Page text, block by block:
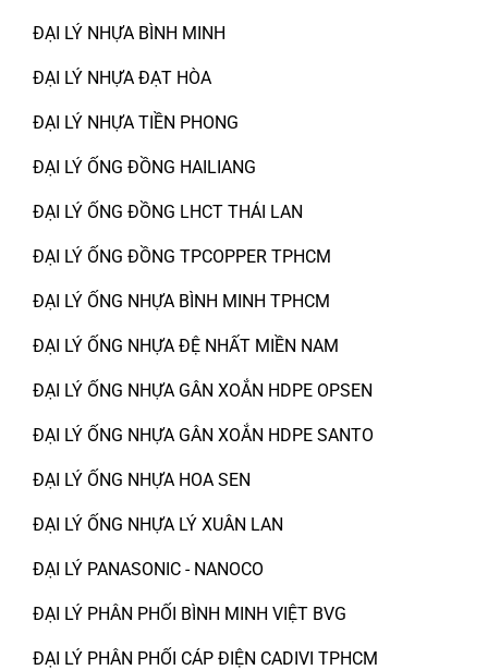
ĐẠI LÝ NHỰA BÌNH MINH
ĐẠI LÝ NHỰA ĐẠT HÒA
ĐẠI LÝ NHỰA TIỀN PHONG
ĐẠI LÝ ỐNG ĐỒNG HAILIANG
ĐẠI LÝ ỐNG ĐỒNG LHCT THÁI LAN
ĐẠI LÝ ỐNG ĐỒNG TPCOPPER TPHCM
ĐẠI LÝ ỐNG NHỰA BÌNH MINH TPHCM
ĐẠI LÝ ỐNG NHỰA ĐỆ NHẤT MIỀN NAM
ĐẠI LÝ ỐNG NHỰA GÂN XOẮN HDPE OPSEN
ĐẠI LÝ ỐNG NHỰA GÂN XOẮN HDPE SANTO
ĐẠI LÝ ỐNG NHỰA HOA SEN
ĐẠI LÝ ỐNG NHỰA LÝ XUÂN LAN
ĐẠI LÝ PANASONIC - NANOCO
ĐẠI LÝ PHÂN PHỐI BÌNH MINH VIỆT BVG
ĐẠI LÝ PHÂN PHỐI CÁP ĐIỆN CADIVI TPHCM